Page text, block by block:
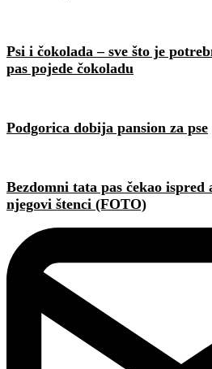
Psi i čokolada – sve što je
pas pojede čokoladu
Podgorica dobija pansion za pse
Bezdomni tata pas čekao ispred
njegovi štenci (FOTO)